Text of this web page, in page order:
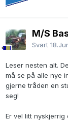
M/S
Svart
Leser nesten alt.
må se på alle nye
gjerne tråden en
seg!
Er vel litt nyskjerrig